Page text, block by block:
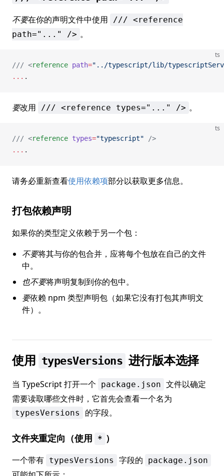
不要在你的声明文件中使用
/// <reference
path="..." /> 。
ts
/// <reference path="../typescript/lib/
... .
要改用 /// <reference types="..." /> 。
ts
/// <reference types="typescript" />
... .
请务必重新查看使用依赖项部分以获取更多信息。
打包依赖声明
如果你的类型定义依赖于另一个包：
不要将其与你的包合并，应将每个包放在自己的文件
中。
也不要将声明复制到你的包中。
要依赖 npm 类型声明包（如果它没有打包其声明文
件）。
使用 typesVersions 进行版本选择
当 TypeScript 打开一个 package.json 文件以确定
需要读取哪些文件时，它首先会查看一个名为
typesVersions 的字段。
文件夹重定向（使用 * ）
一个带有 typesVersions 字段的 package.json